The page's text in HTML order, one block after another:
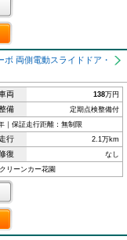
両側電動スライドドア・
両 138万円
備 定期点検整備付
｜保証走行距離：無制限
行 2.1万km
復 なし
リーンカー花園